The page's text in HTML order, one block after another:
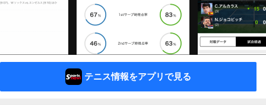
テニス情報をアプリで見る